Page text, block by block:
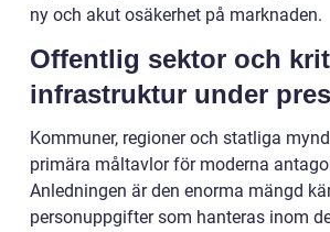
ny och akut osäkerhet på marknaden.
Offentlig sektor och
infrastruktur under
Kommuner, regioner och statliga
primära måltavlor för moderna
Anledningen är den enorma mängd
personuppgifter som hanteras inom